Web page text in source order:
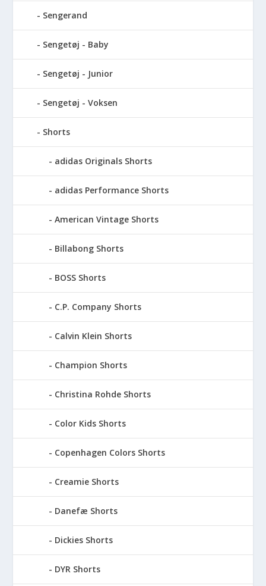
Sengerand
Sengetøj - Baby
Sengetøj - Junior
Sengetøj - Voksen
Shorts
adidas Originals Shorts
adidas Performance Shorts
American Vintage Shorts
Billabong Shorts
BOSS Shorts
C.P. Company Shorts
Calvin Klein Shorts
Champion Shorts
Christina Rohde Shorts
Color Kids Shorts
Copenhagen Colors Shorts
Creamie Shorts
Danefæ Shorts
Dickies Shorts
DYR Shorts